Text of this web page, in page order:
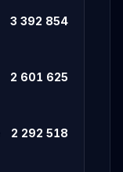
3 392 854
2 601 625
2 292 518